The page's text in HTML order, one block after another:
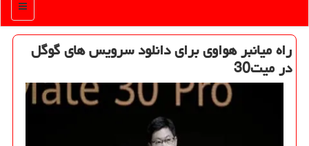
منو
راه میانبر هواوی برای دانلود سرویس های گوگل
در میت30